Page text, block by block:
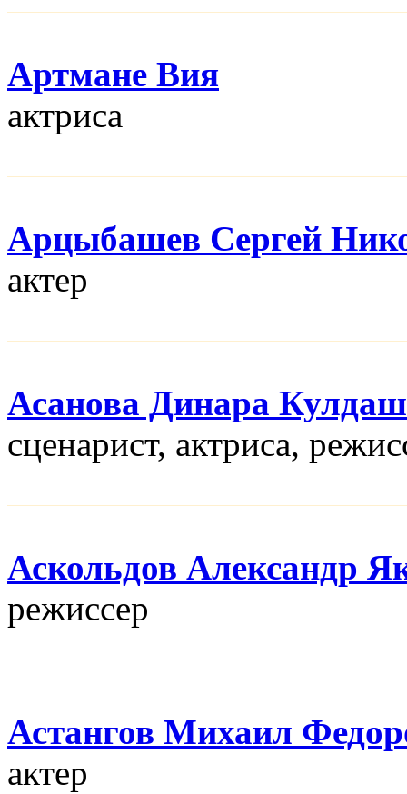
Артмане Вия
актриса
Арцыбашев Сергей
актер
Асанова Динара
сценарист, актриса,
Аскольдов Александр
режисcер
Астангов Михаил
актер